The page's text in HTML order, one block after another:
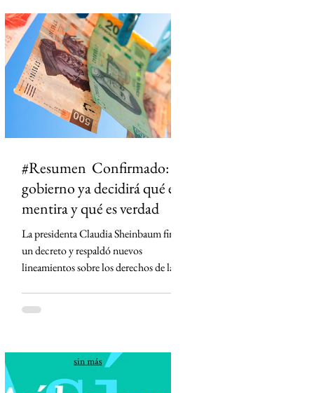
llave distinta y, con cada página, la
ciudad dejó de ser un punto en el mapa
para convertirse en un territorio de
historias. El primero en t
#Resumen Confirmado: el
gobierno ya decidirá qué es
mentira y qué es verdad
La presidenta Claudia Sheinbaum firmó
un decreto y respaldó nuevos
lineamientos sobre los derechos de las
códigos de ética, defensores de las
diferenciar información de opinión. La
medida desató críticas de medios,
periodistas y la oposición, que advierten